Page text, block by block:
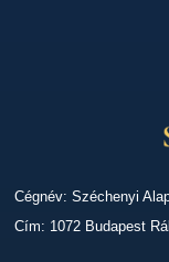
Cégnév: Széchenyi
Cím: 1072 Budapest